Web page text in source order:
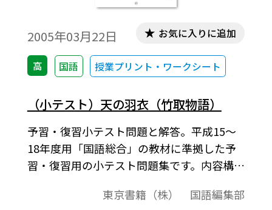
2005年03月22日
高 国語 授業プリント・ワークシート
お気に入りに追加
（小テスト）天の羽衣（竹取物語）
予習・復習小テスト問題と解答。平成15～
18年度用「国語総合」の教材に準拠した予
習・復習用の小テスト問題集です。内容構成
例という構成です。東京書籍（株） 国語編集部